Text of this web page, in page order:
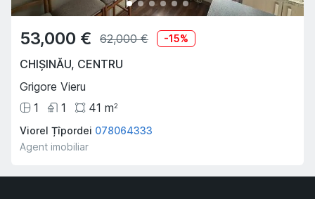
53,000 € 62,000 € -15%
CHIȘINĂU, CENTRU
Grigore Vieru
1
1 41 m2
Viorel Țîpordei 078064333
Agent imobiliar